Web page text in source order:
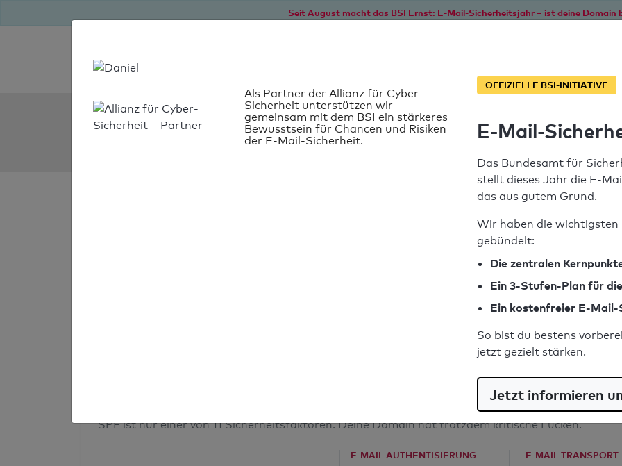
Seit August macht das BSI Ernst: E-Mail-Sicherheitsjahr – ist deine Domain
SPF Check:
Syntaxprüfung: 0 Fehler
SPF ist nur einer von 11 Sicherheitsfaktoren. Deine Domain hat trotzdem kritische Lücken.
E-MAIL AUTHENTISIERUNG E-MAIL TRANSPORT
Als Partner der Allianz für Cyber-
Sicherheit unterstützen wir
gemeinsam mit dem BSI ein stärkeres
Bewusstsein für Chancen und Risiken
der E-Mail-Sicherheit.
OFFIZIELLE BSI-INITIATIVE
E-Mail-
Das Bundesamt für
stellt dieses Jahr die E-
das aus gutem Grund.
Wir haben die
gebündelt:
Die zentralen
Ein 3-Stufen-Plan für
Ein kostenfreier E-Mail-
So bist du bestens
jetzt gezielt stärken.
Jetzt informieren